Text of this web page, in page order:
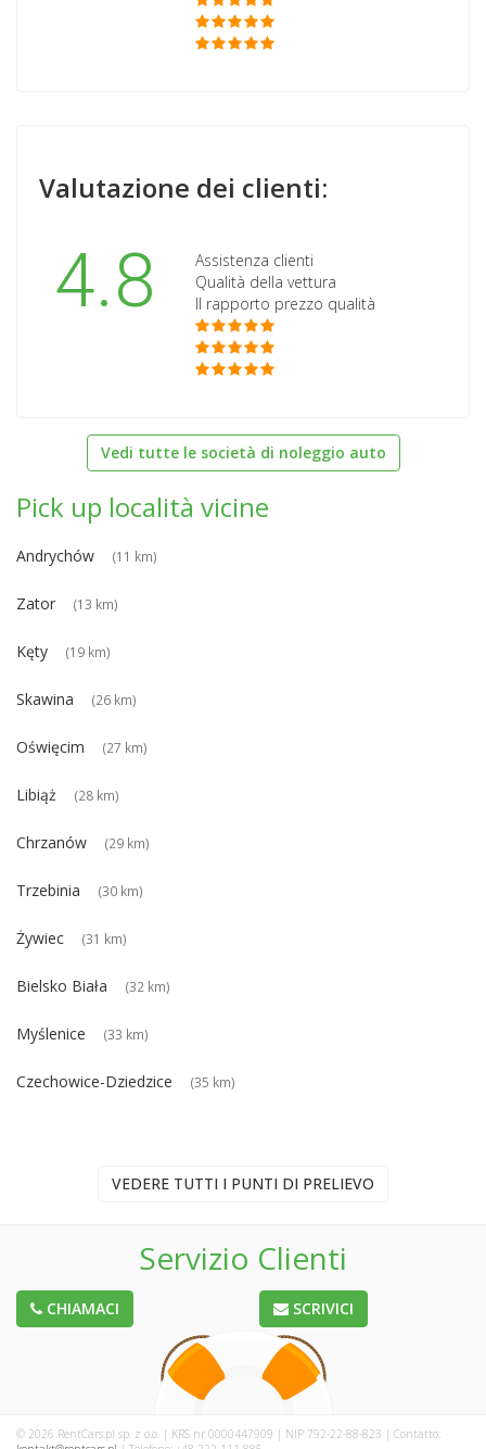
Valutazione dei clienti:
4.8
Assistenza clienti
Qualità della vettura
Il rapporto prezzo qualità
Vedi tutte le società di noleggio auto
Pick up località vicine
Andrychów (11 km)
Zator (13 km)
Kęty (19 km)
Skawina (26 km)
Oświęcim (27 km)
Libiąż (28 km)
Chrzanów (29 km)
Trzebinia (30 km)
Żywiec (31 km)
Bielsko Biała (32 km)
Myślenice (33 km)
Czechowice-Dziedzice (35 km)
VEDERE TUTTI I PUNTI DI PRELIEVO
Servizio Clienti
CHIAMACI SCRIVICI
© 2026 RentCars.pl sp. z o.o. | KRS nr 0000447909 | NIP 792-22-88-823 | Contatto: